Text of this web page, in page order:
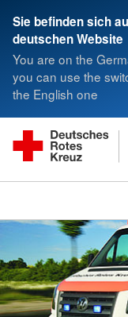
Sie befinden sich
deutschen Website
You are on the
you can use the
the English one